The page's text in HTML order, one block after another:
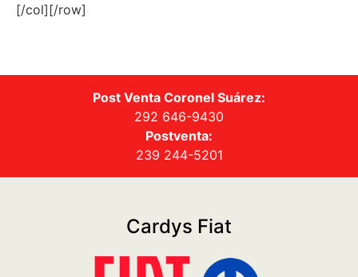
[/col][/row]
Post Venta Coronel Suárez:
292 646-9430
Postventa:
239 244-5201
Cardys Fiat